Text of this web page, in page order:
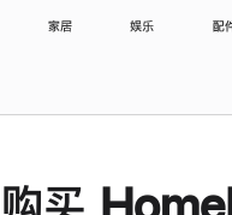
家居 娱乐 配
购买